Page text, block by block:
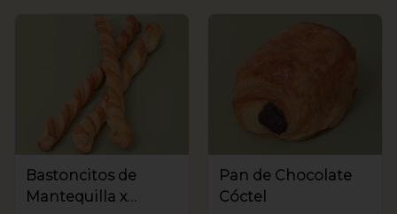
Bastoncitos de
Mantequilla x
Pan de Chocolate
Cóctel